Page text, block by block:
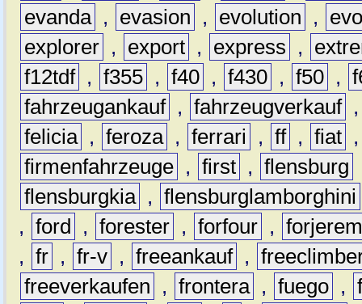
evanda , evasion , evolution ,
explorer , export , express ,
f12tdf , f355 , f40 , f430 , f50 ,
fahrzeugankauf , fahrzeugverkauf
felicia , feroza , ferrari , ff , fiat
firmenfahrzeuge , first , flensburg
flensburgkia , flensburglamborghini
, ford , forester , forfour ,
, fr , fr-v , freeankauf ,
freeverkaufen
, frontera , fuego ,